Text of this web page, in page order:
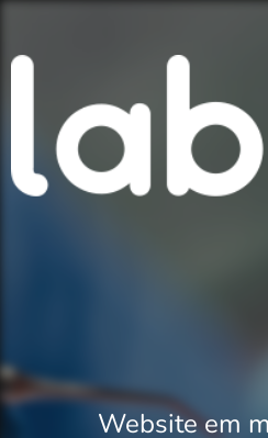
Website em